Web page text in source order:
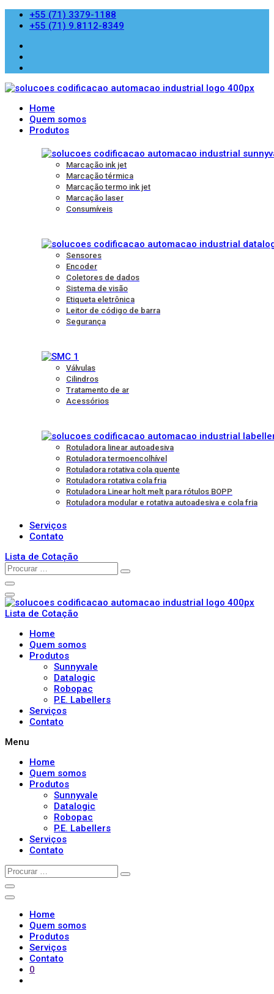
+55 (71) 3379-1188
+55 (71) 9.8112-8349
Home
Quem somos
Produtos
Marcação ink jet
Marcação térmica
Marcação termo ink jet
Marcação laser
Consumíveis
Sensores
Encoder
Coletores de dados
Sistema de visão
Etiqueta eletrônica
Leitor de código de barra
Segurança
Válvulas
Cilindros
Tratamento de ar
Acessórios
Rotuladora linear autoadesiva
Rotuladora termoencolhível
Rotuladora rotativa cola quente
Rotuladora rotativa cola fria
Rotuladora Linear holt melt para rótulos BOPP
Rotuladora modular e rotativa autoadesiva e cola fria
Serviços
Contato
Lista de Cotação
Lista de Cotação
Home
Quem somos
Produtos
Sunnyvale
Datalogic
Robopac
P.E. Labellers
Serviços
Contato
Menu
Home
Quem somos
Produtos
Sunnyvale
Datalogic
Robopac
P.E. Labellers
Serviços
Contato
Home
Quem somos
Produtos
Serviços
Contato
0